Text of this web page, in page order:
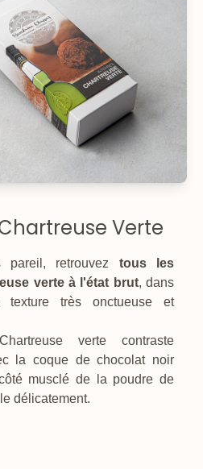
Verte
pareil, retrouvez tous les
verte à l'état brut, dans
très onctueuse et
verte contraste
la coque de chocolat noir
musclé de la poudre de
délicatement.